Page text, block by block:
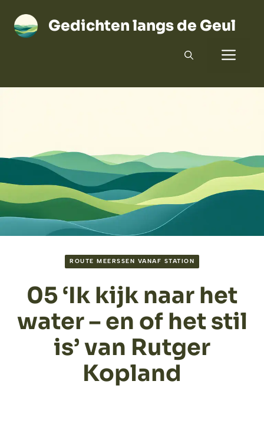
naar
Gedichten langs de Geul
ROUTE MEERSSEN VANAF STATION
05 ‘Ik kijk naar het
water – en of het stil
is’ van Rutger
Kopland